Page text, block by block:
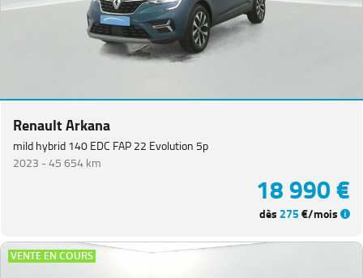
Renault Arkana
mild hybrid 140 EDC FAP 22 Evolution 5p
2023 -45 654 km
18 990 €
dès 275€/mois
VENTE EN COURS